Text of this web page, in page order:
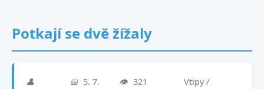
Potkají se dvě žížaly
👤
📅 5. 7.
👁️ 321
Vtipy /